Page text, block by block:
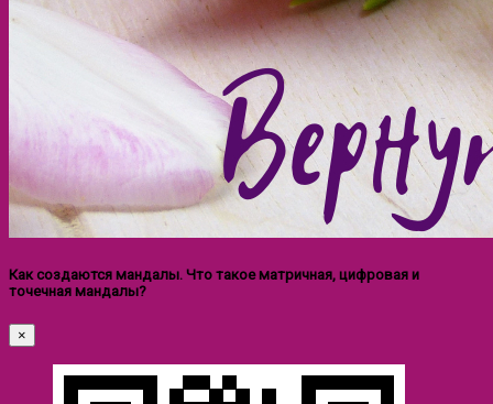
Как создаются мандалы. Что такое матричная, цифровая и
точечная мандалы?
×